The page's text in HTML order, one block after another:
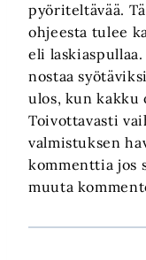
pyöriteltävää.
ohjeesta tulee
eli
nostaa
ulos, kun
Toivottavasti
valmistuksen
kommenttia jos
muuta